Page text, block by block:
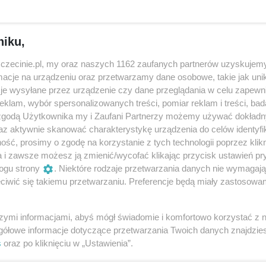
nie tylko serce, ale i duszę opowie jego wieloletni
wieżowego – wnętrze, Wieża Zegarowa – z zewnątrz na
szczecińskiego zamku jest kunsztownie
oryginalnym wyglądem. Na głównej, godzinowej tarczy
w ustach ma cyfrę wskazującą dzień miesiąca. Jego
nosa. Dolna tarcza wskazująca kwadranse,
wygasłej w 1637 roku dynastii Gryfitów. Lwy
wdzięczności dla szczecinian za pomoc w walce z
na Pomorzu Szwedów, dla których zamek był
złotą kulę w górnej części zegara, obracającą
uderza w dwa dzwony, wybija prawą ręką mijające
my oraz naszych 1162 zaufanych partnerów
na urządzeniu oraz przetwarzamy dane osobowe, takie jak
wysyłane przez urządzenie czy dane przeglądania w celu
wybór spersonalizowanych treści, pomiar reklam i treści,
Użytkownika my i Zaufani Partnerzy możemy używać
aktywnie skanować charakterystykę urządzenia do celów
prosimy o zgodę na korzystanie z tych technologii poprzez
i zawsze możesz ją zmienić/wycofać klikając przycisk ustawień
strony
. Niektóre rodzaje przetwarzania danych nie
się takiemu przetwarzaniu. Preferencje będą miały
informacjami, abyś mógł świadomie i komfortowo korzystać z
informacje dotyczące przetwarzania Twoich danych
oraz po kliknięciu w „Ustawienia”.